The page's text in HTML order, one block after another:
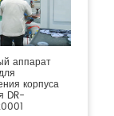
аппарат
корпуса
DR-